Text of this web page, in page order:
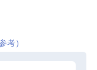
考）